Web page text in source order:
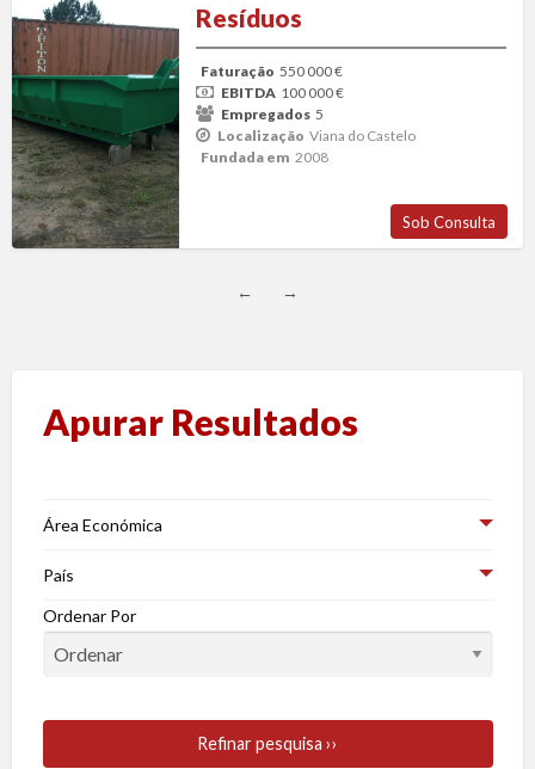
Gestão
de
Resíduos
Resíduos
Faturação 550 000 €
EBITDA 100 000 €
Empregados 5
Localização Viana do Castelo
Fundada em 2008
Sob Consulta
← →
Apurar Resultados
Área Económica
País
Ordenar Por
Refinar pesquisa ››